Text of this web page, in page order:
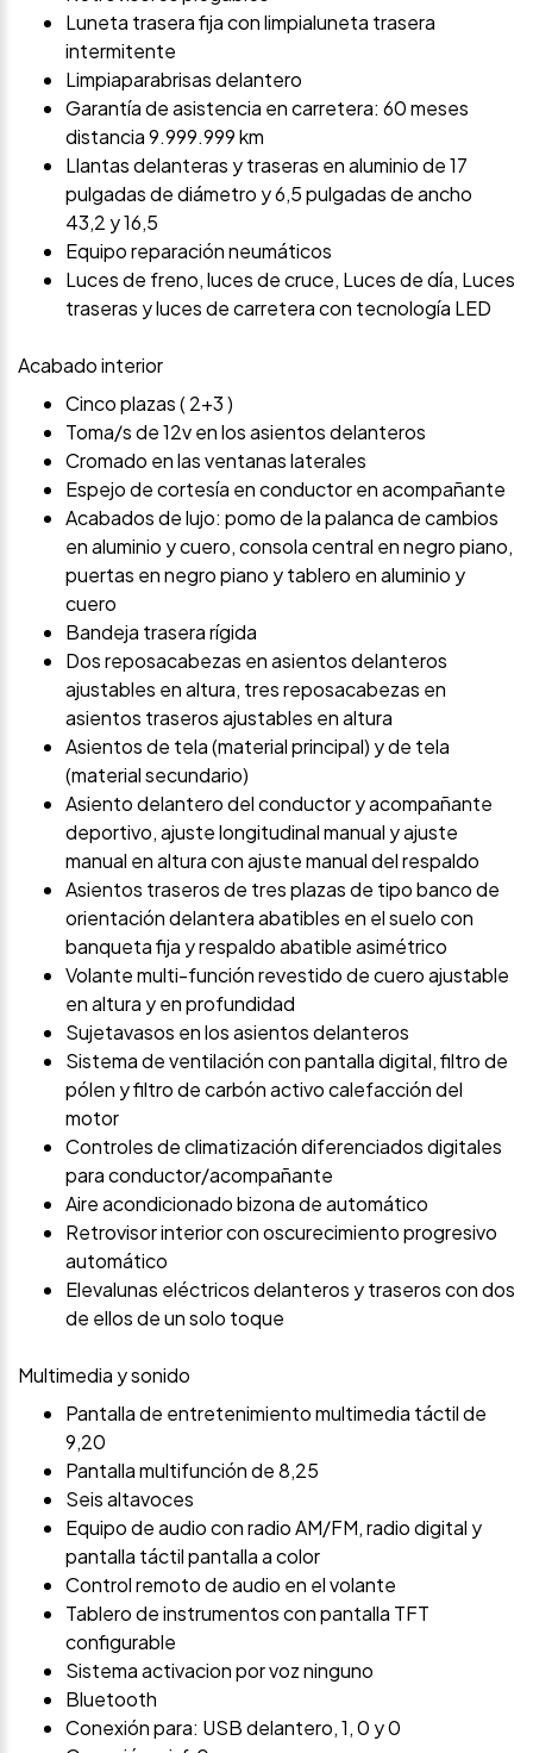
Luneta trasera fija con limpialuneta trasera
intermitente
Limpiaparabrisas delantero
Garantía de asistencia en carretera: 60 meses
distancia 9.999.999 km
Llantas delanteras y traseras en aluminio de 17
pulgadas de diámetro y 6,5 pulgadas de ancho
43,2 y 16,5
Equipo reparación neumáticos
Luces de freno, luces de cruce, Luces de día, Luces
traseras y luces de carretera con tecnología LED
Acabado interior
Cinco plazas ( 2+3 )
Toma/s de 12v en los asientos delanteros
Cromado en las ventanas laterales
Espejo de cortesía en conductor en acompañante
Acabados de lujo: pomo de la palanca de cambios
en aluminio y cuero, consola central en negro piano,
puertas en negro piano y tablero en aluminio y
cuero
Bandeja trasera rígida
Dos reposacabezas en asientos delanteros
ajustables en altura, tres reposacabezas en
asientos traseros ajustables en altura
Asientos de tela (material principal) y de tela
(material secundario)
Asiento delantero del conductor y acompañante
deportivo, ajuste longitudinal manual y ajuste
manual en altura con ajuste manual del respaldo
Asientos traseros de tres plazas de tipo banco de
orientación delantera abatibles en el suelo con
banqueta fija y respaldo abatible asimétrico
Volante multi-función revestido de cuero ajustable
en altura y en profundidad
Sujetavasos en los asientos delanteros
Sistema de ventilación con pantalla digital, filtro de
pólen y filtro de carbón activo calefacción del
motor
Controles de climatización diferenciados digitales
para conductor/acompañante
Aire acondicionado bizona de automático
Retrovisor interior con oscurecimiento progresivo
automático
Elevalunas eléctricos delanteros y traseros con dos
de ellos de un solo toque
Multimedia y sonido
Pantalla de entretenimiento multimedia táctil de
9,20
Pantalla multifunción de 8,25
Seis altavoces
Equipo de audio con radio AM/FM, radio digital y
pantalla táctil pantalla a color
Control remoto de audio en el volante
Tablero de instrumentos con pantalla TFT
configurable
Sistema activacion por voz ninguno
Bluetooth
Conexión para: USB delantero, 1, 0 y 0